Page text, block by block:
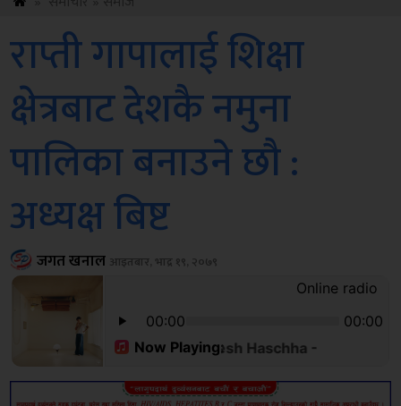
राप्ती गापालाई शिक्षा
क्षेत्रबाट देशकै नमुना
पालिका बनाउने छौ :
अध्यक्ष बिष्ट
जगत खनाल आइतबार, भाद्र १९, २०७९